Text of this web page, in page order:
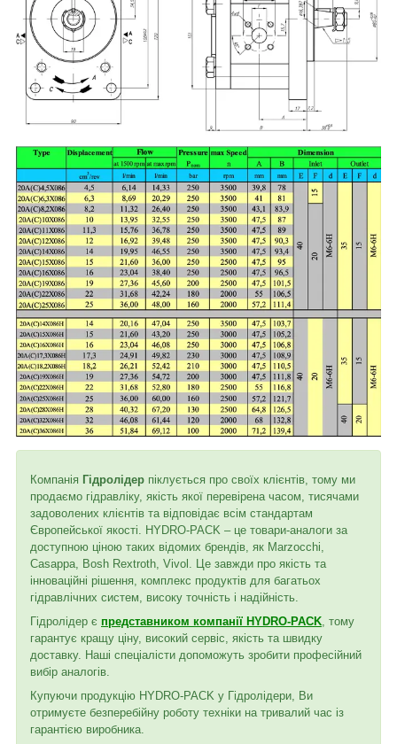
Компанія Гідролідер піклується про своїх клієнтів, тому ми
продаємо гідравліку, якість якої перевірена часом, тисячами
задоволених клієнтів та відповідає всім стандартам
Європейської якості. HYDRO-PACK – це товари-аналоги за
доступною ціною таких відомих брендів, як Marzocchi,
Casappa, Bosh Rextroth, Vivol. Це завжди про якість та
інноваційні рішення, комплекс продуктів для багатьох
гідравлічних систем, високу точність і надійність.
Гідролідер є представником компанії HYDRO-PACK, тому
гарантує кращу ціну, високий сервіс, якість та швидку
доставку. Наші спеціалісти допоможуть зробити професійний
вибір аналогів.
Купуючи продукцію HYDRO-PACK у Гідролідери, Ви
отримуєте безперебійну роботу техніки на тривалий час із
гарантією виробника.